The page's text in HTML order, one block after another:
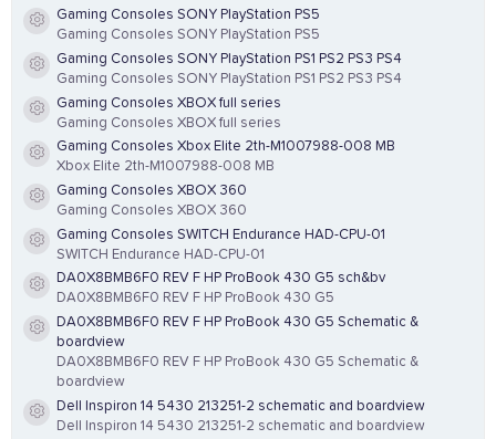
Resource icon
Gaming Consoles SONY PlayStation PS5
Gaming Consoles SONY PlayStation PS5
Resource icon
Gaming Consoles SONY PlayStation PS1 PS2 PS3 PS4
Gaming Consoles SONY PlayStation PS1 PS2 PS3 PS4
Resource icon
Gaming Consoles XBOX full series
Gaming Consoles XBOX full series
Resource icon
Gaming Consoles Xbox Elite 2th-M1007988-008 MB
Xbox Elite 2th-M1007988-008 MB
Resource icon
Gaming Consoles XBOX 360
Gaming Consoles XBOX 360
Resource icon
Gaming Consoles SWITCH Endurance HAD-CPU-01
SWITCH Endurance HAD-CPU-01
Resource icon
DA0X8BMB6F0 REV F HP ProBook 430 G5 sch&bv
DA0X8BMB6F0 REV F HP ProBook 430 G5
Resource icon
DA0X8BMB6F0 REV F HP ProBook 430 G5 Schematic &
boardview
DA0X8BMB6F0 REV F HP ProBook 430 G5 Schematic &
boardview
Resource icon
Dell Inspiron 14 5430 213251-2 schematic and boardview
Dell Inspiron 14 5430 213251-2 schematic and boardview